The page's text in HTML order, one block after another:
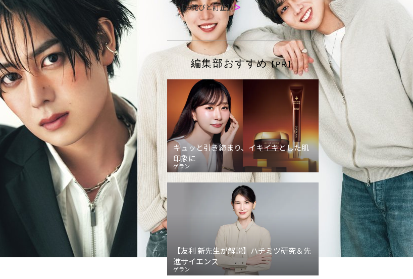
【お詫びと訂正】＞
編集部おすすめ【PR】
キュッと引き締まり、イキイキとした肌
印象に
ゲラン
【友利 新先生が解説】ハチミツ研究＆先
進サイエンス
ゲラン